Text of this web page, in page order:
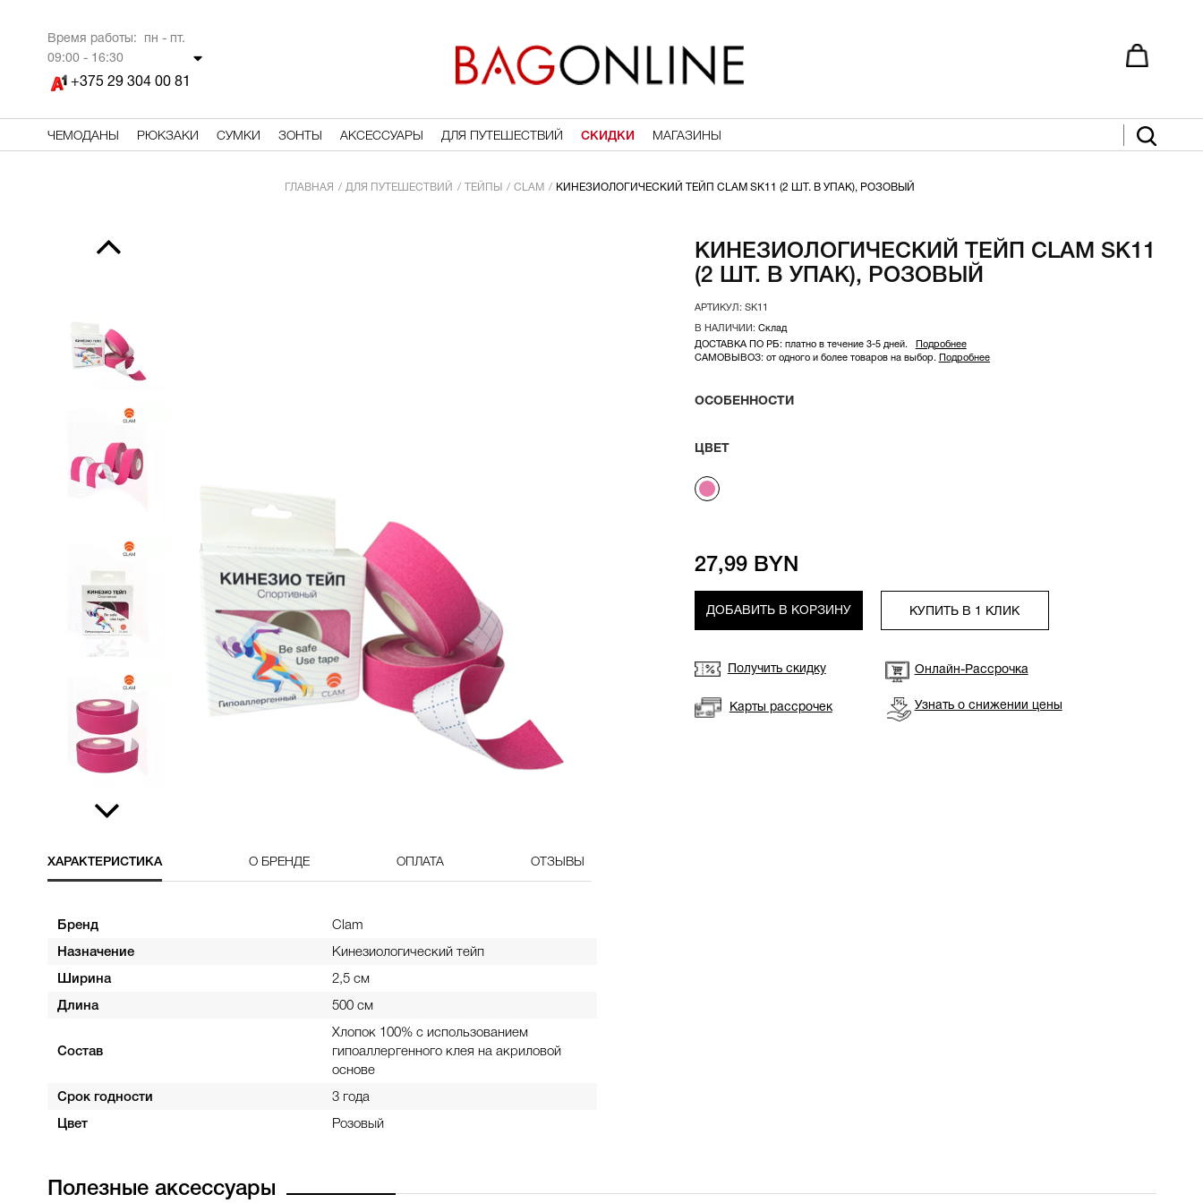
Время работы: пн - пт.
09:00 - 16:30
+375 29 304 00 81
ЧЕМОДАНЫ РЮКЗАКИ СУМКИ ЗОНТЫ АКСЕССУАРЫ ДЛЯ ПУТЕШЕСТВИЙ СКИДКИ МАГАЗИНЫ
ГЛАВНАЯ ДЛЯ ПУТЕШЕСТВИЙ ТЕЙПЫ CLAM КИНЕЗИОЛОГИЧЕСКИЙ ТЕЙП CLAM SК11 (2 ШТ. В УПАК), РОЗОВЫЙ
КИНЕЗИОЛОГИЧЕСКИЙ ТЕЙП CLAM SК11
(2 ШТ. В УПАК), РОЗОВЫЙ
SК11
Склад
ДОСТАВКА ПО РБ: платно в течение 3-5 дней.
Подробнее
САМОВЫВОЗ: от одного и более товаров на выбор.
Подробнее
ОСОБЕННОСТИ
ЦВЕТ
27,99 BYN
ДОБАВИТЬ В КОРЗИНУ КУПИТЬ В 1 КЛИК
Получить скидку Онлайн-Рассрочка
Карты рассрочек Узнать о снижении цены
ХАРАКТЕРИСТИКА О БРЕНДЕ ОПЛАТА ОТЗЫВЫ
Бренд Clam
Назначение Кинезиологический тейп
Ширина 2,5 см
Длина 500 см
Состав
Хлопок 100% с использованием
гипоаллергенного клея на акриловой
основе
Срок годности 3 года
Цвет Розовый
Полезные аксессуары